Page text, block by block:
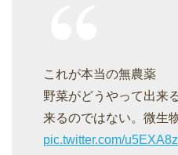
これが本当の無農薬
野菜がどうやって出来
来るのではない。微生
pic.twitter.com/